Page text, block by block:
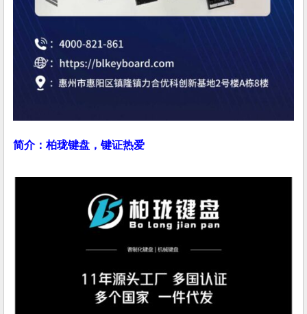
简介：柏珑键盘，键证热爱